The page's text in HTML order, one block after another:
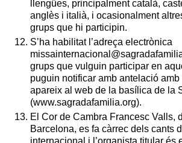
llengües, principalment català,
anglès i italià, i ocasionalment
grups que hi participin.
S’ha habilitat l’adreça electrònica
grups que vulguin participar en
puguin notificar amb antelació
apareix al web de la basílica de la
(www.sagradafamilia.org).
El Cor de Cambra Francesc Valls,
Barcelona, es fa càrrec dels cants
internacional i l’organista titular és